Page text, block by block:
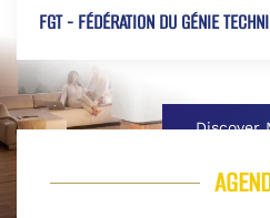
FGT - FÉDÉRATION DU GÉNIE
Discover